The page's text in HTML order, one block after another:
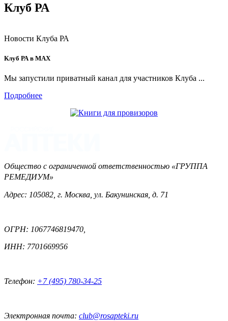
Клуб РА
Новости Клуба РА
Клуб РА в MAX
Мы запустили приватный канал для участников Клуба ...
Подробнее
Общество с ограниченной ответственностью «ГРУППА
РЕМЕДИУМ»
Адрес: 105082, г. Москва, ул. Бакунинская, д. 71
ОГРН: 1067746819470,
ИНН: 7701669956
Телефон: +7 (495) 780-34-25
Электронная почта: club@rosapteki.ru